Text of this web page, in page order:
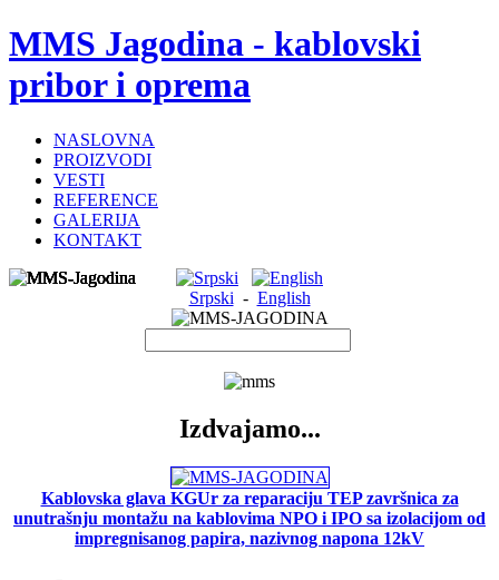
MMS Jagodina - kablovski
pribor i oprema
NASLOVNA
PROIZVODI
VESTI
REFERENCE
GALERIJA
KONTAKT
Srpski - English
Izdvajamo...
Kablovska glava KGUr za reparaciju TEP završnica za
unutrašnju montažu na kablovima NPO i IPO sa izolacijom od
impregnisanog papira, nazivnog napona 12kV